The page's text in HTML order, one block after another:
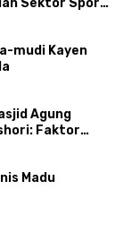
Sektor Sport
mudi Kayen
Agung
Faktor
Madu